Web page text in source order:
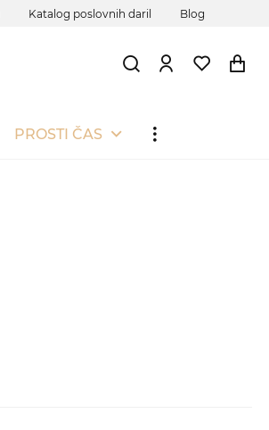
Katalog poslovnih daril Blog
PROSTI ČAS